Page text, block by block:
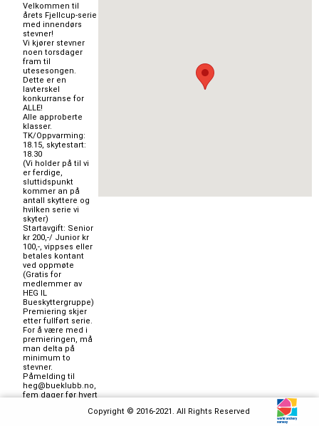
Velkommen til
årets Fjellcup-serie
med innendørs
stevner!
Vi kjører stevner
noen torsdager
fram til
utesesongen.
Dette er en
lavterskel
konkurranse for
ALLE!
Alle approberte
klasser.
TK/Oppvarming:
18.15, skytestart:
18.30
(Vi holder på til vi
er ferdige,
sluttidspunkt
kommer an på
antall skyttere og
hvilken serie vi
skyter)
Startavgift: Senior
kr 200,-/ Junior kr
100,-, vippses eller
betales kontant
ved oppmøte
(Gratis for
medlemmer av
HEG IL
Bueskyttergruppe)
Premiering skjer
etter fullført serie.
For å være med i
premieringen, må
man delta på
minimum to
stevner.
Påmelding til
heg@bueklubb.no,
fem dager før hvert
Copyright © 2016-2021. All Rights Reserved